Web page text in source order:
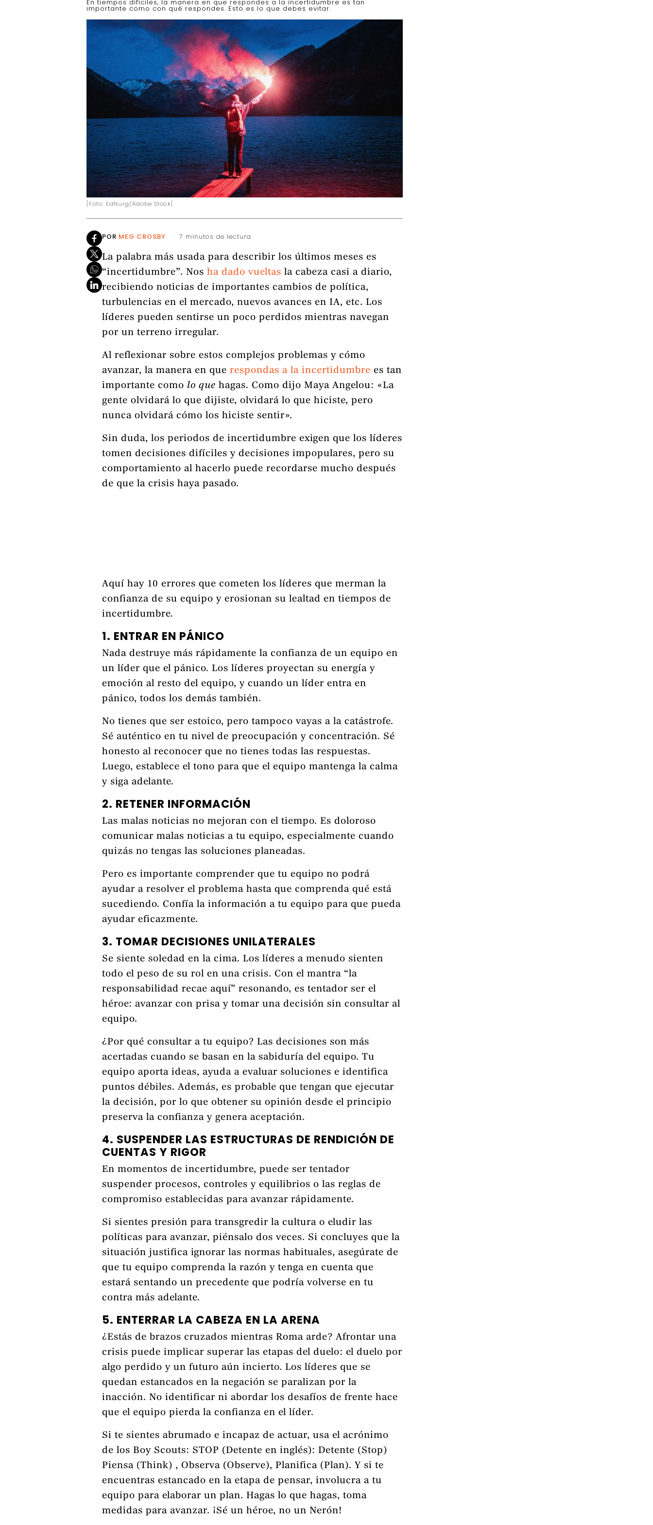
En tiempos difíciles, la manera en que respondes a la incertidumbre es tan
importante como con qué respondes. Esto es lo que debes evitar.
[Foto: EdNurg/Adobe Stock]
POR MEG CROSBY 7 minutos de lectura
La palabra más usada para describir los últimos meses es
“incertidumbre”. Nos ha dado vueltas la cabeza casi a diario,
recibiendo noticias de importantes cambios de política,
turbulencias en el mercado, nuevos avances en IA, etc. Los
líderes pueden sentirse un poco perdidos mientras navegan
por un terreno irregular.
Al reflexionar sobre estos complejos problemas y cómo
avanzar, la manera en que respondas a la incertidumbre es tan
importante como lo que hagas. Como dijo Maya Angelou: «La
gente olvidará lo que dijiste, olvidará lo que hiciste, pero
nunca olvidará cómo los hiciste sentir».
Sin duda, los periodos de incertidumbre exigen que los líderes
tomen decisiones difíciles y decisiones impopulares, pero su
comportamiento al hacerlo puede recordarse mucho después
de que la crisis haya pasado.
Aquí hay 10 errores que cometen los líderes que merman la
confianza de su equipo y erosionan su lealtad en tiempos de
incertidumbre.
1. ENTRAR EN PÁNICO
Nada destruye más rápidamente la confianza de un equipo en
un líder que el pánico. Los líderes proyectan su energía y
emoción al resto del equipo, y cuando un líder entra en
pánico, todos los demás también.
No tienes que ser estoico, pero tampoco vayas a la catástrofe.
Sé auténtico en tu nivel de preocupación y concentración. Sé
honesto al reconocer que no tienes todas las respuestas.
Luego, establece el tono para que el equipo mantenga la calma
y siga adelante.
2. RETENER INFORMACIÓN
Las malas noticias no mejoran con el tiempo. Es doloroso
comunicar malas noticias a tu equipo, especialmente cuando
quizás no tengas las soluciones planeadas.
Pero es importante comprender que tu equipo no podrá
ayudar a resolver el problema hasta que comprenda qué está
sucediendo. Confía la información a tu equipo para que pueda
ayudar eficazmente.
3. TOMAR DECISIONES UNILATERALES
Se siente soledad en la cima. Los líderes a menudo sienten
todo el peso de su rol en una crisis. Con el mantra “la
responsabilidad recae aquí” resonando, es tentador ser el
héroe: avanzar con prisa y tomar una decisión sin consultar al
equipo.
¿Por qué consultar a tu equipo? Las decisiones son más
acertadas cuando se basan en la sabiduría del equipo. Tu
equipo aporta ideas, ayuda a evaluar soluciones e identifica
puntos débiles. Además, es probable que tengan que ejecutar
la decisión, por lo que obtener su opinión desde el principio
preserva la confianza y genera aceptación.
4. SUSPENDER LAS ESTRUCTURAS DE RENDICIÓN DE
CUENTAS Y RIGOR
En momentos de incertidumbre, puede ser tentador
suspender procesos, controles y equilibrios o las reglas de
compromiso establecidas para avanzar rápidamente.
Si sientes presión para transgredir la cultura o eludir las
políticas para avanzar, piénsalo dos veces. Si concluyes que la
situación justifica ignorar las normas habituales, asegúrate de
que tu equipo comprenda la razón y tenga en cuenta que
estará sentando un precedente que podría volverse en tu
contra más adelante.
5. ENTERRAR LA CABEZA EN LA ARENA
¿Estás de brazos cruzados mientras Roma arde? Afrontar una
crisis puede implicar superar las etapas del duelo: el duelo por
algo perdido y un futuro aún incierto. Los líderes que se
quedan estancados en la negación se paralizan por la
inacción. No identificar ni abordar los desafíos de frente hace
que el equipo pierda la confianza en el líder.
Si te sientes abrumado e incapaz de actuar, usa el acrónimo
de los Boy Scouts: STOP (Detente en inglés): Detente (Stop)
Piensa (Think) , Observa (Observe), Planifica (Plan). Y si te
encuentras estancado en la etapa de pensar, involucra a tu
equipo para elaborar un plan. Hagas lo que hagas, toma
medidas para avanzar. ¡Sé un héroe, no un Nerón!